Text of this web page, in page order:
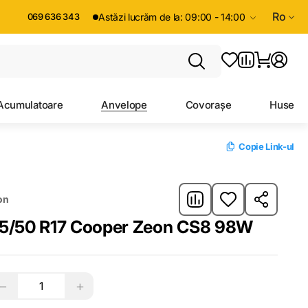
069 636 343 Astăzi lucrăm de la: 09:00 - 14:00 Ro
Anvelope Covorașe Huse
Copie Link-ul
Anvelope R-17 225/50 R17 Cooper Zeon CS8 98W
− +